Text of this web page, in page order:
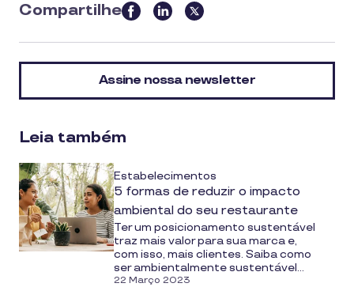
Compartilhe
this
article
on
Assine nossa newsletter
Leia também
Estabelecimentos
5 formas de reduzir o impacto
ambiental do seu restaurante
Ter um posicionamento sustentável
traz mais valor para sua marca e,
com isso, mais clientes. Saiba como
ser ambientalmente sustentável...
22 Março 2023